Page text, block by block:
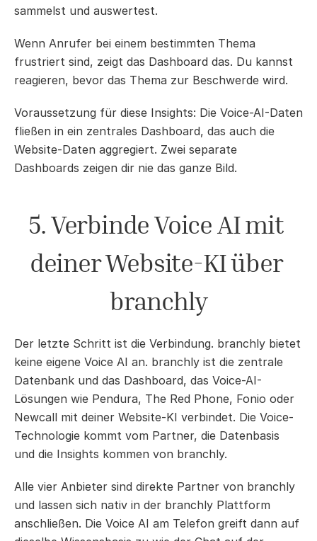
sammelst und auswertest.
Wenn Anrufer bei einem bestimmten Thema
frustriert sind, zeigt das Dashboard das. Du kannst
reagieren, bevor das Thema zur Beschwerde wird.
Voraussetzung für diese Insights: Die Voice-AI-Daten
fließen in ein zentrales Dashboard, das auch die
Website-Daten aggregiert. Zwei separate
Dashboards zeigen dir nie das ganze Bild.
5. Verbinde Voice AI mit
deiner Website-KI über
branchly
Der letzte Schritt ist die Verbindung. branchly bietet
keine eigene Voice AI an. branchly ist die zentrale
Datenbank und das Dashboard, das Voice-AI-
Lösungen wie Pendura, The Red Phone, Fonio oder
Newcall mit deiner Website-KI verbindet. Die Voice-
Technologie kommt vom Partner, die Datenbasis
und die Insights kommen von branchly.
Alle vier Anbieter sind direkte Partner von branchly
und lassen sich nativ in der branchly Plattform
anschließen. Die Voice AI am Telefon greift dann auf